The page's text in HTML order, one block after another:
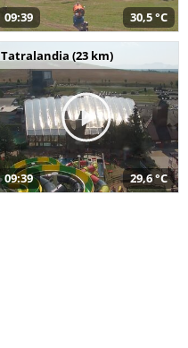
09:39 30,5 °C
Tatralandia (23 km)
09:39 29,6 °C